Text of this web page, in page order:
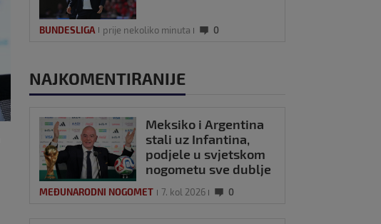
BUNDESLIGA prije nekoliko minuta 0
NAJKOMENTIRANIJE
Meksiko i Argentina
stali uz Infantina,
podjele u svjetskom
nogometu sve dublje
MEĐUNARODNI NOGOMET 7. kol 2026 0